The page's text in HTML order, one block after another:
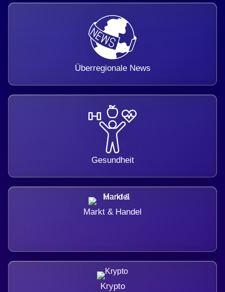
Überregionale News
Gesundheit
Markt & Handel
Krypto